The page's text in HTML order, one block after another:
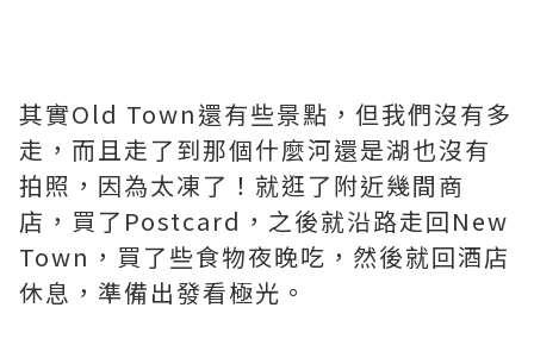
其實Old Town還有些景點，但我們沒有多
走，而且走了到那個什麼河還是湖也沒有
拍照，因為太凍了！就逛了附近幾間商
店，買了Postcard，之後就沿路走回New
Town，買了些食物夜晚吃，然後就回酒店
休息，準備出發看極光。